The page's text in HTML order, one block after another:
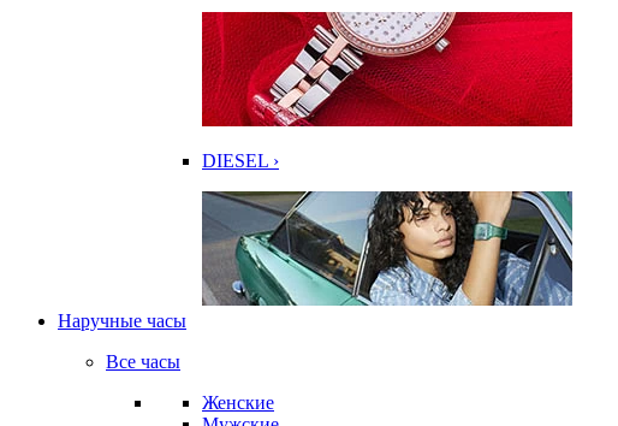
DIESEL ›
Наручные часы
Все часы
Женские